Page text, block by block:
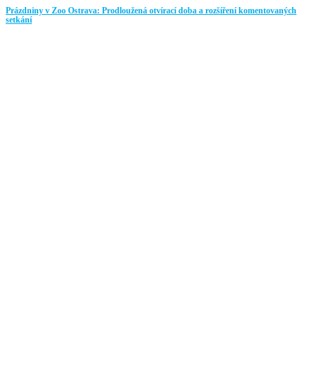
Prázdniny v Zoo Ostrava: Prodloužená otvírací doba a rozšíření komentovaných
setkání